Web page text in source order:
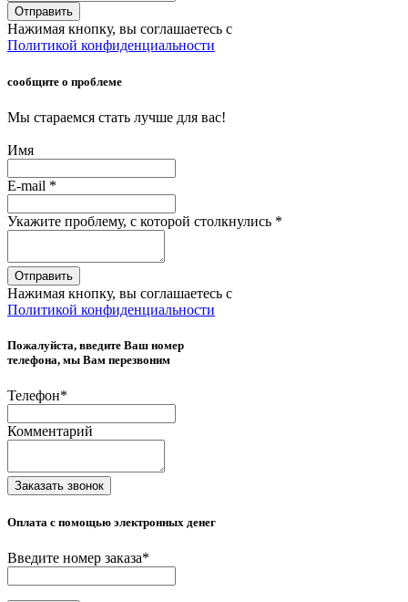
Отправить
Нажимая кнопку, вы соглашаетесь с
Политикой конфиденциальности
сообщите о проблеме
Мы стараемся стать лучше для вас!
Имя
E-mail *
Укажите проблему, с которой столкнулись *
Отправить
Нажимая кнопку, вы соглашаетесь с
Политикой конфиденциальности
Пожалуйста, введите Ваш номер
телефона, мы Вам перезвоним
Телефон*
Комментарий
Заказать звонок
Оплата с помощью электронных денег
Введите номер заказа*